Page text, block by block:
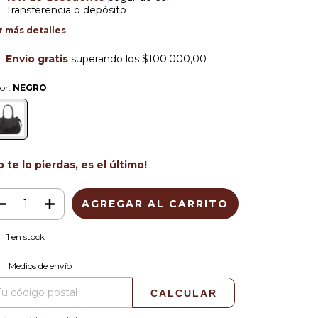
Transferencia o depósito
más detalles
Envío gratis superando los $100.000,00
NEGRO
te lo pierdas, es el último!
1 en stock
para el CP:
Medios de envío
CALCULAR